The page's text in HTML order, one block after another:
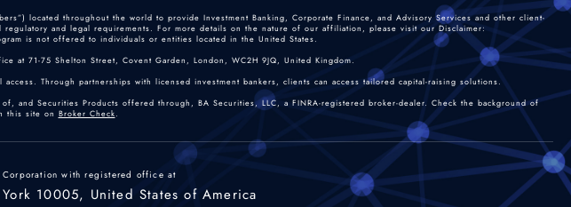
located throughout the world to provide Investment Banking, Corporate Finance, and Advisory Services and other client-
and legal requirements. For more details on the nature of our affiliation, please visit our Disclaimer:
is not offered to individuals or entities located in the United States.
at 71-75 Shelton Street, Covent Garden, London, WC2H 9JQ, United Kingdom.
Through partnerships with licensed investment bankers, clients can access tailored capital-raising solutions.
and Securities Products offered through, BA Securities, LLC, a FINRA-registered broker-dealer. Check the background of
this site on Broker Check.
Corporation with registered office at
10005, United States of America